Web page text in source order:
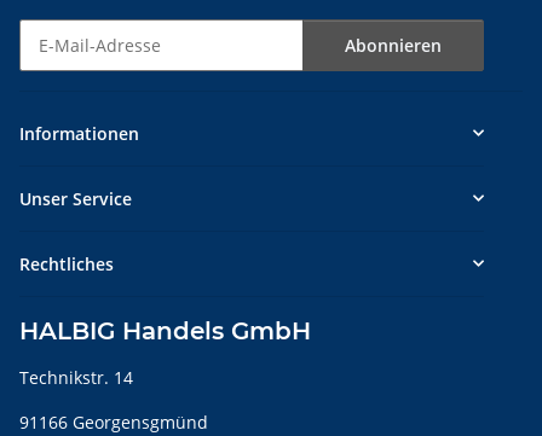
Abonnieren
Informationen
Unser Service
Rechtliches
HALBIG Handels GmbH
Technikstr. 14
91166 Georgensgmünd